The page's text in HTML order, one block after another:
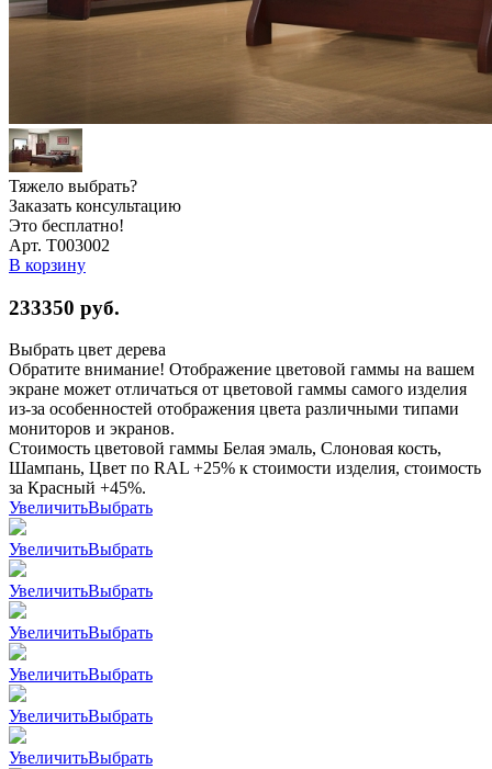
Тяжело выбрать?
Заказать консультацию
Это бесплатно!
Арт. Т003002
В корзину
233350 руб.
Выбрать цвет дерева
Обратите внимание! Отображение цветовой гаммы на вашем
экране может отличаться от цветовой гаммы самого изделия
из-за особенностей отображения цвета различными типами
мониторов и экранов.
Стоимость цветовой гаммы Белая эмаль, Слоновая кость,
Шампань, Цвет по RAL +25% к стоимости изделия, стоимость
за Красный +45%.
УвеличитьВыбрать
УвеличитьВыбрать
УвеличитьВыбрать
УвеличитьВыбрать
УвеличитьВыбрать
УвеличитьВыбрать
УвеличитьВыбрать